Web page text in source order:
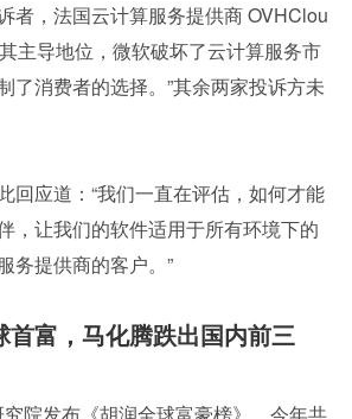
者，法国云计算服务提供商 OVHClou
主导地位，微软破坏了云计算服务市
了消费者的选择。”其余两家投诉方未
回应道：“我们一直在评估，如何才能
，让我们的软件适用于所有环境下的
务提供商的客户。”
首富，马化腾跌出国内前三